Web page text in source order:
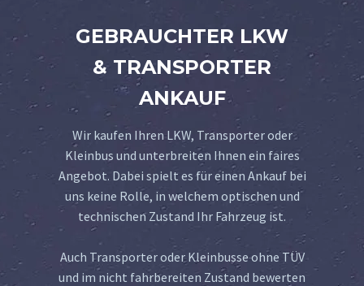
GEBRAUCHTER LKW
& TRANSPORTER
ANKAUF
Wir kaufen Ihren LKW, Transporter oder
Kleinbus und unterbreiten Ihnen ein faires
Angebot. Dabei spielt es für einen Ankauf bei
uns keine Rolle, in welchem optischen und
technischen Zustand Ihr Fahrzeug ist.
Auch Transporter oder Kleinbusse ohne TÜV
und im nicht fahrbereiten Zustand bewerten